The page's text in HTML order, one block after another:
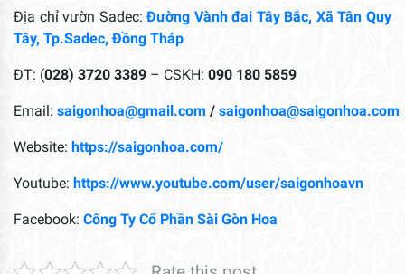
Địa chỉ vườn Sadec:Đường Vành đai Tây Bắc, Xã Tân Quy
Tây, Tp.Sadec, Đồng Tháp
ĐT: (028) 3720 3389 – CSKH: 090 180 5859
Email: saigonhoa@gmail.com / saigonhoa@saigonhoa.com
Website: https://saigonhoa.com/
Youtube: https://www.youtube.com/user/saigonhoavn
Facebook: Công Ty Cổ Phần Sài Gòn Hoa